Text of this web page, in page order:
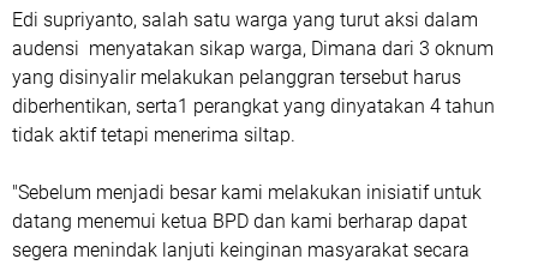
Edi supriyanto, salah satu warga yang turut aksi dalam
audensi menyatakan sikap warga, Dimana dari 3 oknum
yang disinyalir melakukan pelanggran tersebut harus
diberhentikan, serta1 perangkat yang dinyatakan 4 tahun
tidak aktif tetapi menerima siltap.
"Sebelum menjadi besar kami melakukan inisiatif untuk
datang menemui ketua BPD dan kami berharap dapat
segera menindak lanjuti keinginan masyarakat secara